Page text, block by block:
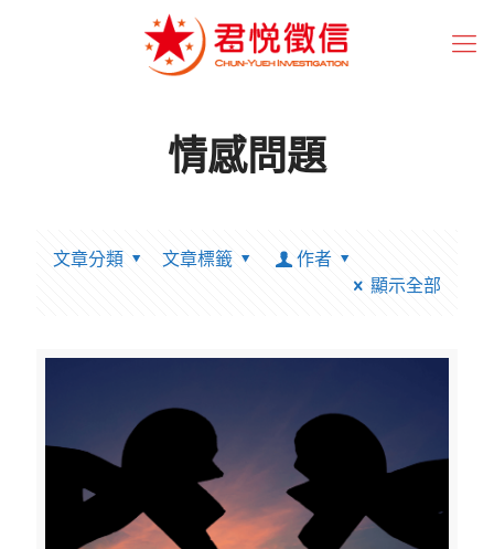
情感問題
文章分類 文章標籤
作者
顯示全部